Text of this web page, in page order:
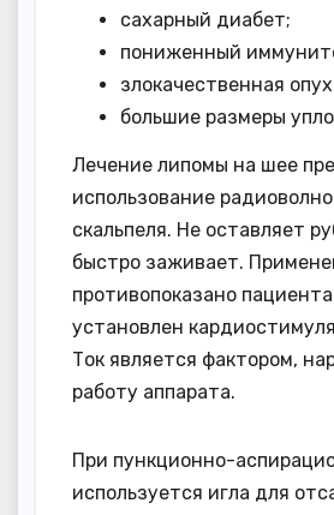
сахарный диабет;
пониженный
злокачественная
большие размеры
Лечение липомы на шее
использование
скальпеля. Не оставляет
быстро заживает.
противопоказано
установлен
Ток является фактором,
работу аппарата.
При пункционно-
используется игла для